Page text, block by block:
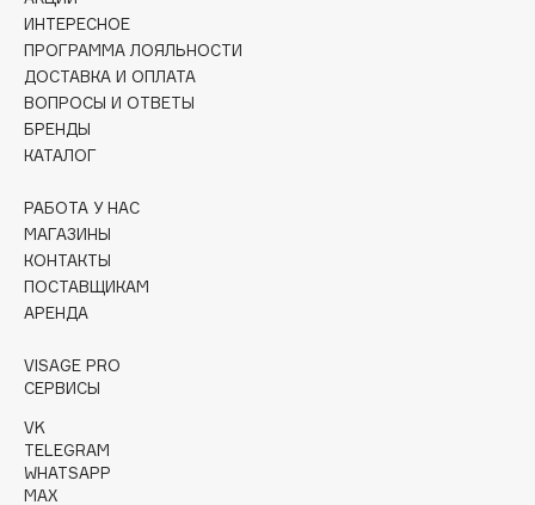
Collagenina
Consly
Corimo
CosRX
Cottolina
Cunzite
d'Alba
DABO
DARLING*
Darphin
ИНТЕРЕСНОЕ
ПРОГРАММА ЛОЯЛЬНОСТИ
ДОСТАВКА И ОПЛАТА
ВОПРОСЫ И ОТВЕТЫ
БРЕНДЫ
КАТАЛОГ
РАБОТА У НАС
МАГАЗИНЫ
КОНТАКТЫ
ПОСТАВЩИКАМ
АРЕНДА
VISAGE PRO
СЕРВИСЫ
VK
TELEGRAM
WHATSAPP
MAX